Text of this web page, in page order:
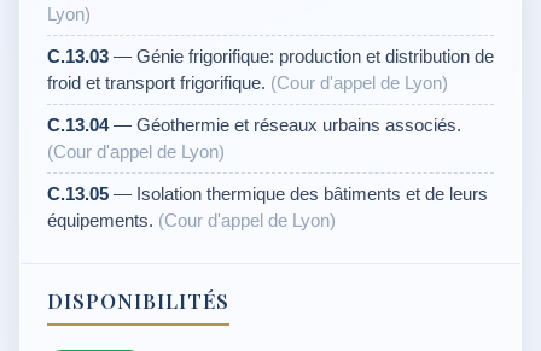
Lyon)
C.13.03 — Génie frigorifique: production et distribution de
froid et transport frigorifique. (Cour d'appel de Lyon)
C.13.04— Géothermie et réseaux urbains associés.
(Cour d'appel de Lyon)
C.13.05 — Isolation thermique des bâtiments et de leurs
équipements. (Cour d'appel de Lyon)
DISPONIBILITÉS